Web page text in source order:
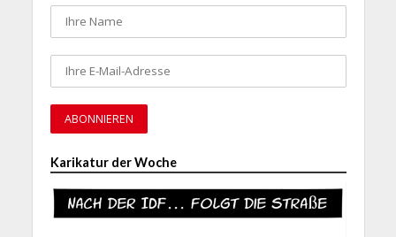
Karikatur der Woche